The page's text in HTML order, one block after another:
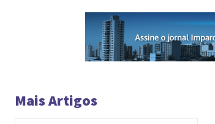
Mais Artigos